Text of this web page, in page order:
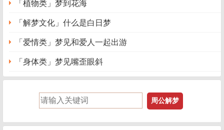
梦见伴侣 爱人的案例分析
【梦例1】
说实在的，我的丈夫对我很好，对家庭也很有责任感，
熟悉的朋友都说我找了一个好丈夫。可不知为什么，我却有
时梦见丈夫要和我离婚，当时我心中很难过，觉得非常痛
梦境解析：梦见丈夫，意味着你很在意你的家庭生活。
梦见好的方面，表明你的家庭生活比较幸福，梦见不好的方
「植物类」梦到花海
「解梦文化」什么是白日梦
「爱情类」梦见和爱人一起出游
「身体类」梦见嘴歪眼斜